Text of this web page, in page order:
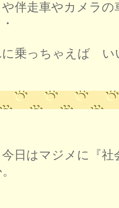
伴走車やカメラの
に乗っちゃえば い
今日はマジメに『社